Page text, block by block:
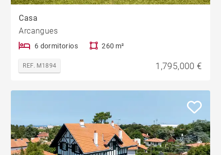
Casa
Arcangues
6 dormitorios 260 m²
REF. M1894 1,795,000 €